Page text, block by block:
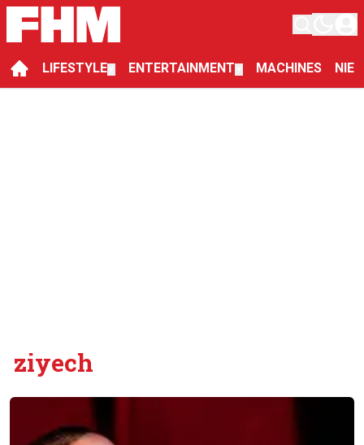
LIFESTYLE ENTERTAINMENT MACHINES
ziyech